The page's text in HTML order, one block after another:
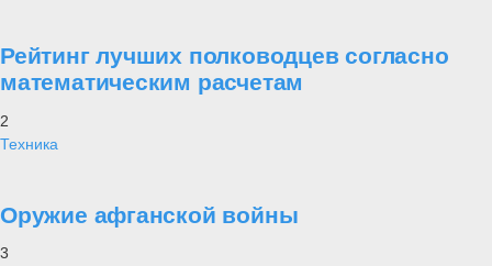
Рейтинг лучших полководцев согласно
математическим расчетам
2
Техника
Оружие афганской войны
3